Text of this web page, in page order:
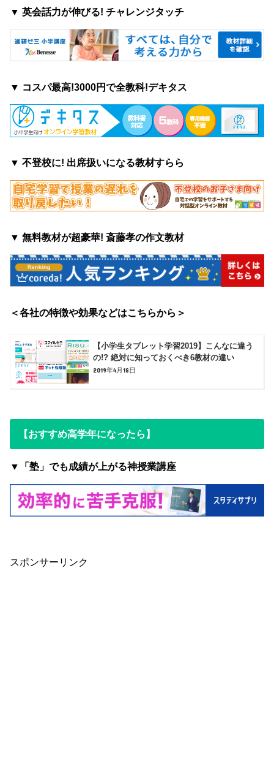
▼ 英会話力が伸びる! チャレンジタッチ
▼ コスパ最高!3000円で全教科!デキタス
▼ 不登校に! 出席扱いになる教材すらら
▼ 無料教材が超豪華! 斎藤孝の作文教材
＜各社の特徴や効果などはこちらから＞
【小学生タブレット学習2019】こんなに違う
の!? 絶対に知っておくべき6教材の違い
2019年4月18日
【おすすめ高学年になったら】
▼「塾」でも成績が上がる神授業講座
スポンサーリンク